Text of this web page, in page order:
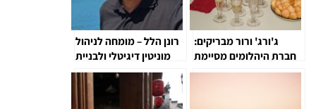
ג'ורג' ורור מבריקים:
חברת היהלומים מסיימת
את 2025 עם עסקאות
רונן הלל – מומחה לניהול
מוניטין דיגיטלי ולבניית
זהות ברשת